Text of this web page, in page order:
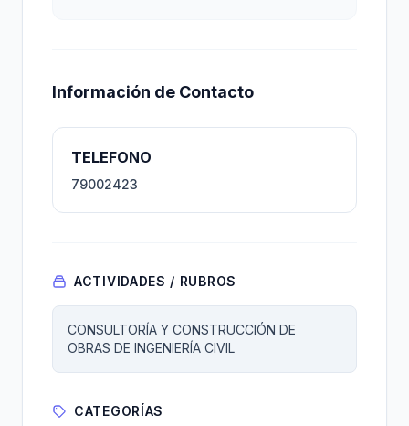
Información de Contacto
TELEFONO
79002423
ACTIVIDADES / RUBROS
CONSULTORÍA Y CONSTRUCCIÓN DE
OBRAS DE INGENIERÍA CIVIL
CATEGORÍAS